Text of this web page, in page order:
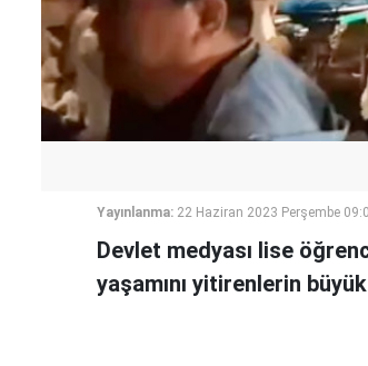
Yayınlanma: 22 Haziran 2023 Perşembe
Devlet medyası lise
yaşamını yitirenlerin